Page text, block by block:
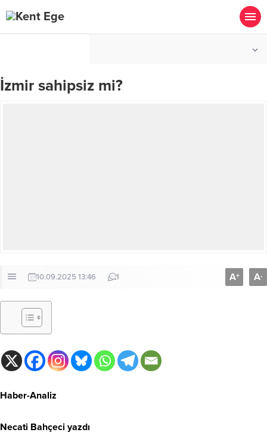
İzmir sahipsiz mi?
10.09.2025 13:46 1 A+ A-
Haber-Analiz
Necati Bahçeci yazdı